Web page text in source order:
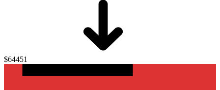
$64451